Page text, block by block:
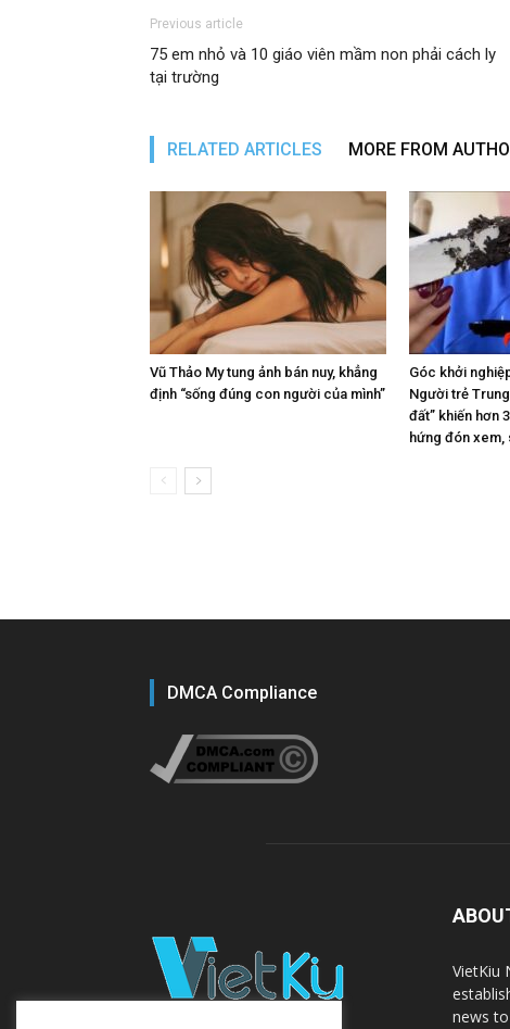
Previous article
75 em nhỏ và 10 giáo viên mầm non phải cách ly
tại trường
RELATED ARTICLES MORE FROM
Vũ Thảo My tung ảnh bán nuy, khẳng
định “sống đúng con người của mình”
Góc khởi
Người trẻ
đất” khiến hơn
hứng đón xem,
DMCA Compliance
VietKiu
news